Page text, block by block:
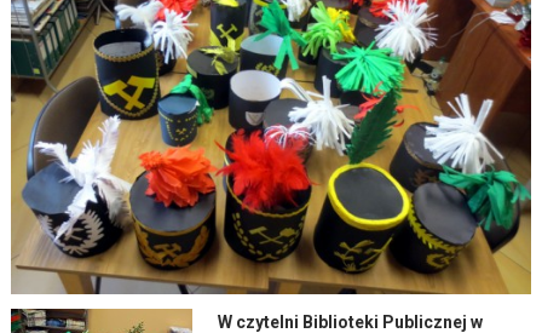
W czytelni Biblioteki Publicznej w